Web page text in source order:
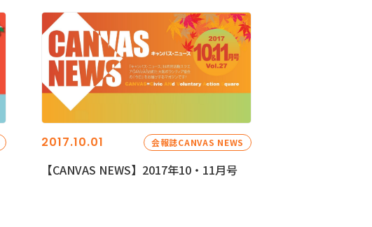
2017.10.01 会報誌CANVAS NEWS
【CANVAS NEWS】2017年10・11月号